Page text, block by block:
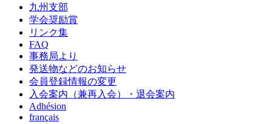
九州支部
学会奨励賞
リンク集
FAQ
事務局より
発送物などのお知らせ
会員登録情報の変更
入会案内（兼再入会）・退会案内
Adhésion
français